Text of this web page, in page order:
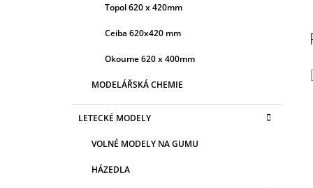
Topol 620 x 420mm
Ceiba 620x420 mm
Okoume 620 x 400mm
MODELÁŘSKÁ CHEMIE
LETECKÉ MODELY
VOLNÉ MODELY NA GUMU
HÁZEDLA